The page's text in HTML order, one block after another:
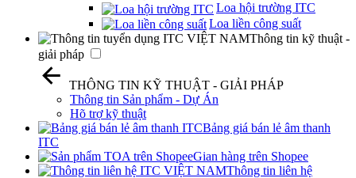
Loa hội trường ITC
Loa liền công suất
Thông tin kỹ thuật -
giải pháp
THÔNG TIN KỸ THUẬT - GIẢI PHÁP
Thông tin Sản phẩm - Dự Án
Hõ trợ kỹ thuật
Bảng giá bán lẻ âm thanh
ITC
Gian hàng trên Shopee
Thông tin liên hệ